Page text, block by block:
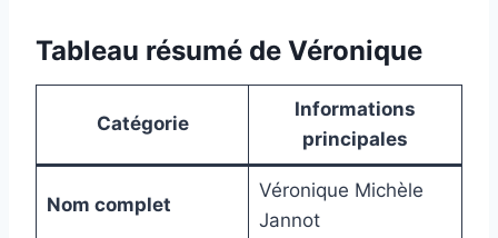
Tableau résumé de Véronique
Catégorie
Informations
principales
Nom complet
Véronique Michèle
Jannot